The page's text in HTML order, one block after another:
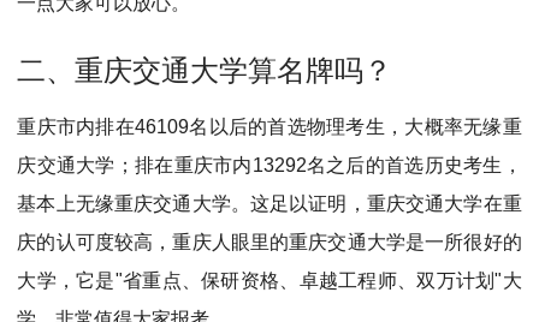
二、重庆交通大学算名牌吗？
重庆市内排在46109名以后的首选物理考生，大概率无缘重
庆交通大学；排在重庆市内13292名之后的首选历史考生，
基本上无缘重庆交通大学。这足以证明，重庆交通大学在重
庆的认可度较高，重庆人眼里的重庆交通大学是一所很好的
大学，它是"省重点、保研资格、卓越工程师、双万计划"大